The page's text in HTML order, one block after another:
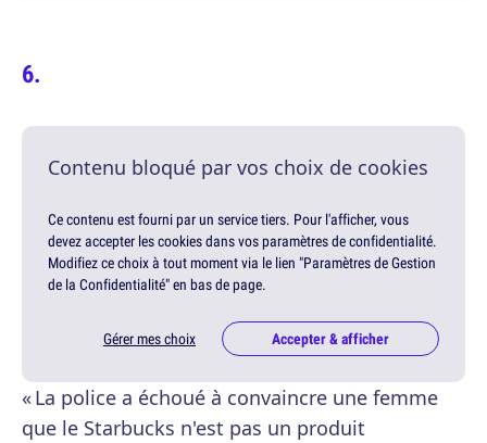
Contenu bloqué par vos choix de cookies
Ce contenu est fourni par un service tiers. Pour l'afficher, vous
devez accepter les cookies dans vos paramètres de confidentialité.
Modifiez ce choix à tout moment via le lien "Paramètres de Gestion
de la Confidentialité" en bas de page.
Gérer mes choix Accepter & afficher
« La police a échoué à convaincre une femme
que le Starbucks n'est pas un produit